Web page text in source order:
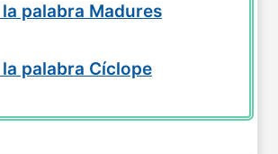
palabra Madures
palabra Cíclope